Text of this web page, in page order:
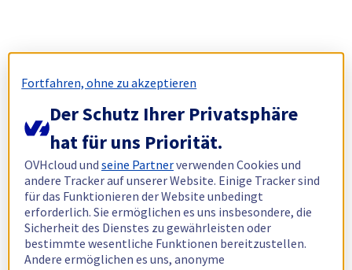
Fortfahren, ohne zu akzeptieren
Der Schutz Ihrer Privatsphäre
hat für uns Priorität.
OVHcloud undseine Partnerverwenden Cookies und
andere Tracker auf unserer Website. Einige Tracker sind
für das Funktionieren der Website unbedingt
erforderlich. Sie ermöglichen es uns insbesondere, die
Sicherheit des Dienstes zu gewährleisten oder
bestimmte wesentliche Funktionen bereitzustellen.
Andere ermöglichen es uns, anonyme